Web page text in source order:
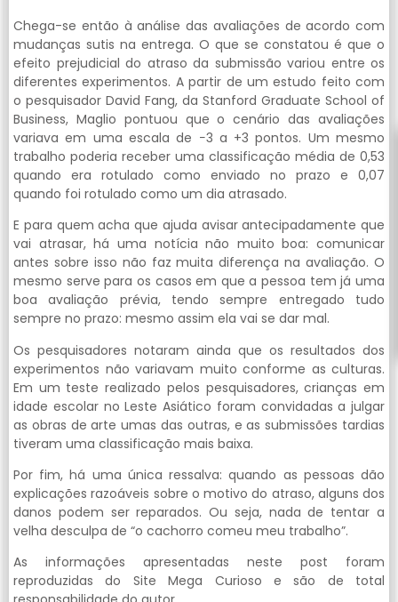
Chega-se então à análise das avaliações de acordo com
mudanças sutis na entrega. O que se constatou é que o
efeito prejudicial do atraso da submissão variou entre os
diferentes experimentos. A partir de um estudo feito com
o pesquisador David Fang, da Stanford Graduate School of
Business, Maglio pontuou que o cenário das avaliações
variava em uma escala de −3 a +3 pontos. Um mesmo
trabalho poderia receber uma classificação média de 0,53
quando era rotulado como enviado no prazo e 0,07
quando foi rotulado como um dia atrasado.
E para quem acha que ajuda avisar antecipadamente que
vai atrasar, há uma notícia não muito boa: comunicar
antes sobre isso não faz muita diferença na avaliação. O
mesmo serve para os casos em que a pessoa tem já uma
boa avaliação prévia, tendo sempre entregado tudo
sempre no prazo: mesmo assim ela vai se dar mal.
Os pesquisadores notaram ainda que os resultados dos
experimentos não variavam muito conforme as culturas.
Em um teste realizado pelos pesquisadores, crianças em
idade escolar no Leste Asiático foram convidadas a julgar
as obras de arte umas das outras, e as submissões tardias
tiveram uma classificação mais baixa.
Por fim, há uma única ressalva: quando as pessoas dão
explicações razoáveis sobre o motivo do atraso, alguns dos
danos podem ser reparados. Ou seja, nada de tentar a
velha desculpa de “o cachorro comeu meu trabalho”.
As informações apresentadas neste post foram
reproduzidas do Site Mega Curioso e são de total